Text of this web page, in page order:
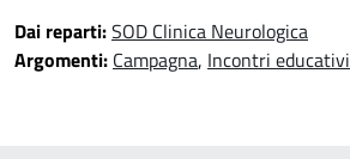
Dai reparti:SOD Clinica Neurologica
Argomenti: Campagna, Incontri educativi